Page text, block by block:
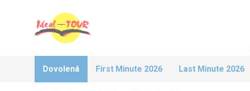
Dovolená First Minute 2026 Last Minute 2026